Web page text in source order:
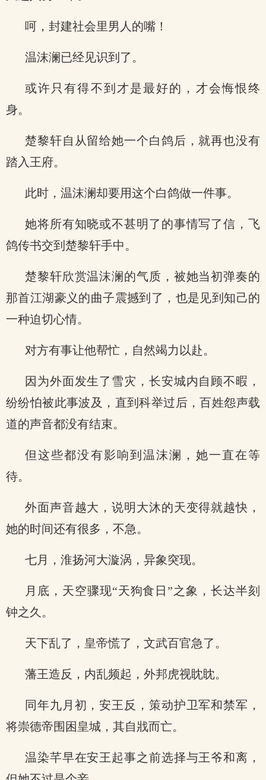
呵，封建社会里男人的嘴！
温沫澜已经见识到了。
或许只有得不到才是最好的，才会悔恨终
身。
楚黎轩自从留给她一个白鸽后，就再也没有
踏入王府。
此时，温沫澜却要用这个白鸽做一件事。
她将所有知晓或不甚明了的事情写了信，飞
鸽传书交到楚黎轩手中。
楚黎轩欣赏温沫澜的气质，被她当初弹奏的
那首江湖豪义的曲子震撼到了，也是见到知己的
一种迫切心情。
对方有事让他帮忙，自然竭力以赴。
因为外面发生了雪灾，长安城内自顾不暇，
纷纷怕被此事波及，直到科举过后，百姓怨声载
道的声音都没有结束。
但这些都没有影响到温沫澜，她一直在等
待。
外面声音越大，说明大沐的天变得就越快，
她的时间还有很多，不急。
七月，淮扬河大漩涡，异象突现。
月底，天空骤现“天狗食日”之象，长达半刻
钟之久。
天下乱了，皇帝慌了，文武百官急了。
藩王造反，内乱频起，外邦虎视眈眈。
同年九月初，安王反，策动护卫军和禁军，
将崇德帝围困皇城，其自戕而亡。
温染芊早在安王起事之前选择与王爷和离，